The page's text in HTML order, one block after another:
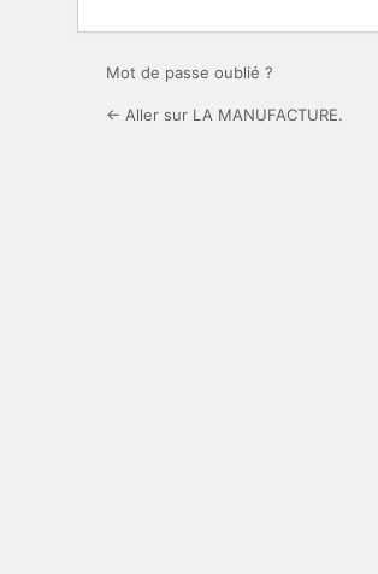
Mot de passe oublié ?
← Aller sur LA MANUFACTURE.